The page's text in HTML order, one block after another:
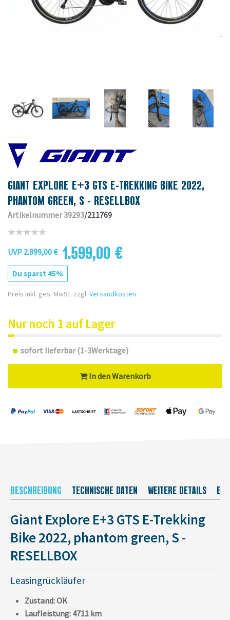
GIANT EXPLORE E+3 GTS E-TREKKING BIKE 2022,
PHANTOM GREEN, S - RESELLBOX
Artikelnummer 39293/211769
UVP 2.899,00 € 1.599,00 €
Du sparst 45%
Preis inkl. ges. MwSt. zzgl. Versandkosten
Nur noch 1 auf Lager
sofort lieferbar (1-3Werktage)
In den Warenkorb
BESCHREIBUNG TECHNISCHE DATEN WEITERE DETAILS
Giant Explore E+3 GTS E-Trekking
Bike 2022, phantom green, S -
RESELLBOX
Leasingrückläufer
Zustand: OK
Laufleistung: 4711 km